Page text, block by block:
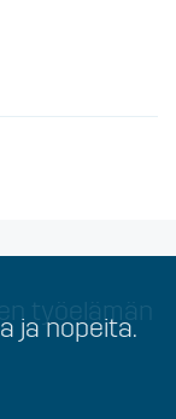
ja nopeita.
työelämän